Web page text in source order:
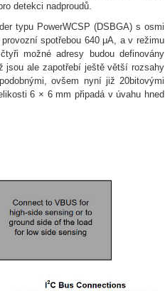
detekci nadproudů.
typu PowerWCSP (DSBGA) s osmi
spotřebou 640 μA, a v režimu
možné adresy budou definovány
jsou ale zapotřebí ještě větší rozsahy
ovšem nyní již 20bitovými
6 × 6 mm připadá v úvahu hned